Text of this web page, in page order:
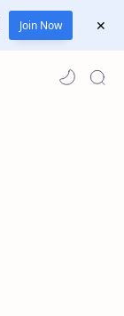
Join Now